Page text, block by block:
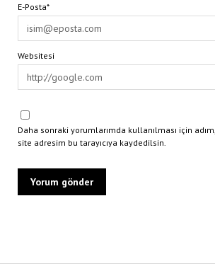
E-Posta*
Websitesi
Daha sonraki yorumlarımda kullanılması için
site adresim bu tarayıcıya kaydedilsin.